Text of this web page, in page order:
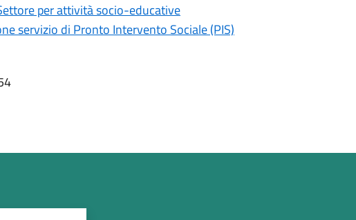
per attività socio-educative
servizio di Pronto Intervento Sociale (PIS)